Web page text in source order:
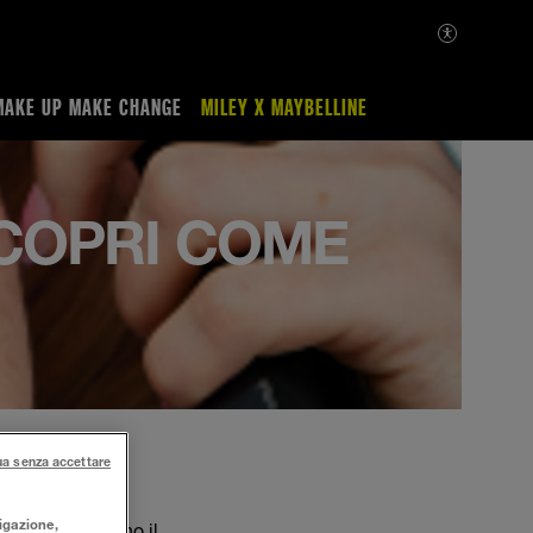
UP MAKE CHANGE MILEY X MAYBELLINE
COME
senza accettare